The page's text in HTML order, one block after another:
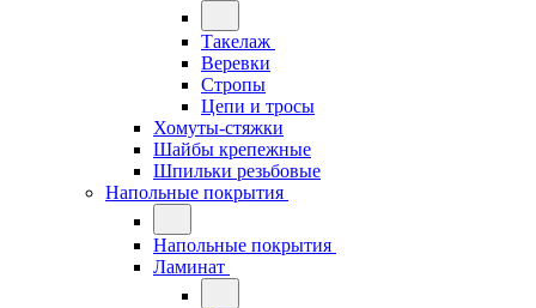
Такелаж
Веревки
Стропы
Цепи и тросы
Хомуты-стяжки
Шайбы крепежные
Шпильки резьбовые
Напольные покрытия
Напольные покрытия
Ламинат